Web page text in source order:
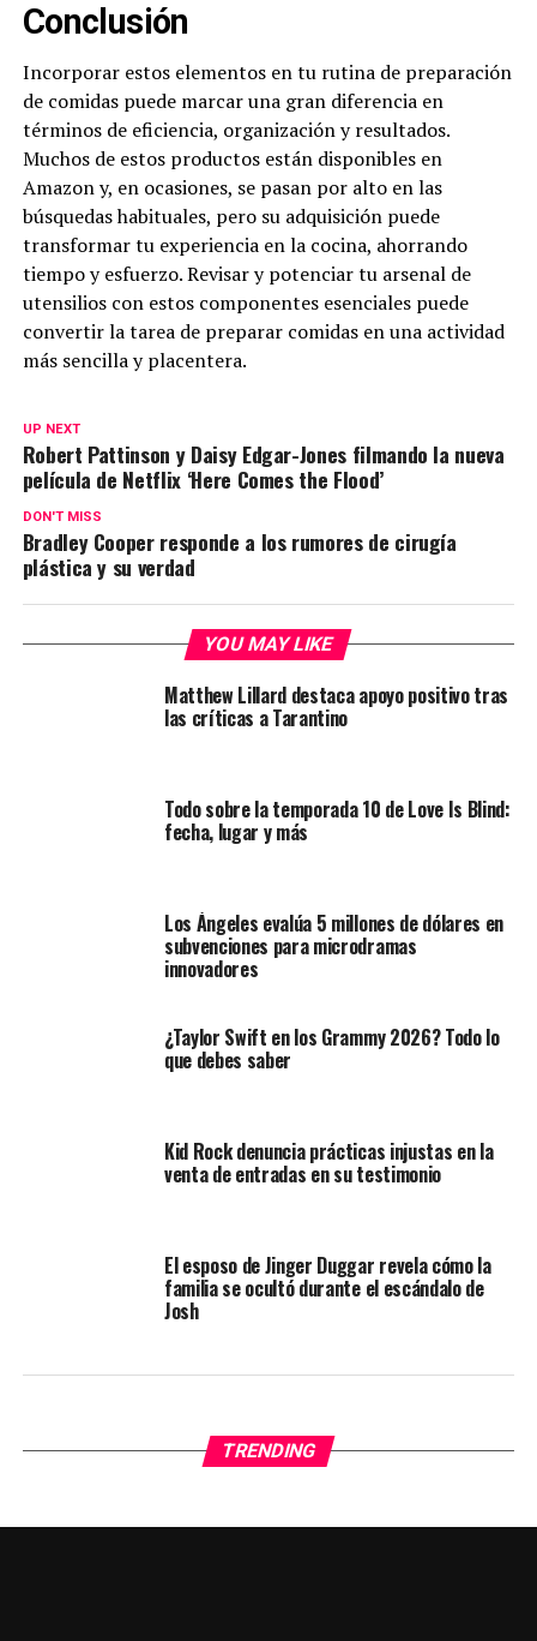
Conclusión
Incorporar estos elementos en tu rutina de preparación
de comidas puede marcar una gran diferencia en
términos de eficiencia, organización y resultados.
Muchos de estos productos están disponibles en
Amazon y, en ocasiones, se pasan por alto en las
búsquedas habituales, pero su adquisición puede
transformar tu experiencia en la cocina, ahorrando
tiempo y esfuerzo. Revisar y potenciar tu arsenal de
utensilios con estos componentes esenciales puede
convertir la tarea de preparar comidas en una actividad
más sencilla y placentera.
UP NEXT
Robert Pattinson y Daisy Edgar-Jones filmando la nueva
película de Netflix ‘Here Comes the Flood’
DON'T MISS
Bradley Cooper responde a los rumores de cirugía
plástica y su verdad
YOU MAY LIKE
Matthew Lillard destaca apoyo positivo tras
las críticas a Tarantino
Todo sobre la temporada 10 de Love Is Blind:
fecha, lugar y más
Los Ángeles evalúa 5 millones de dólares en
subvenciones para microdramas
innovadores
¿Taylor Swift en los Grammy 2026? Todo lo
que debes saber
Kid Rock denuncia prácticas injustas en la
venta de entradas en su testimonio
El esposo de Jinger Duggar revela cómo la
familia se ocultó durante el escándalo de
Josh
TRENDING